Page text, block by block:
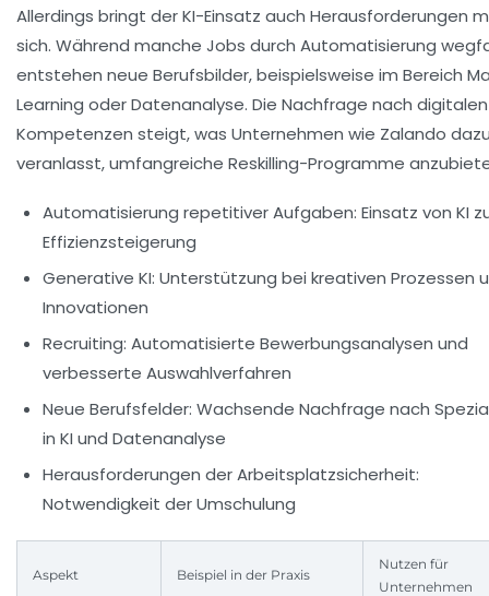
Allerdings bringt der KI-Einsatz auch Herausforderungen
sich. Während manche Jobs durch Automatisierung
entstehen neue Berufsbilder, beispielsweise im Bereich
Learning oder Datenanalyse. Die Nachfrage nach digitalen
Kompetenzen steigt, was Unternehmen wie Zalando
veranlasst, umfangreiche Reskilling-Programme
Automatisierung repetitiver Aufgaben: Einsatz von KI
Effizienzsteigerung
Generative KI: Unterstützung bei kreativen Prozessen
Innovationen
Recruiting: Automatisierte Bewerbungsanalysen und
verbesserte Auswahlverfahren
Neue Berufsfelder: Wachsende Nachfrage nach
in KI und Datenanalyse
Herausforderungen der Arbeitsplatzsicherheit:
Notwendigkeit der Umschulung
Aspekt Beispiel in der Praxis
Nutzen für
Unternehmen